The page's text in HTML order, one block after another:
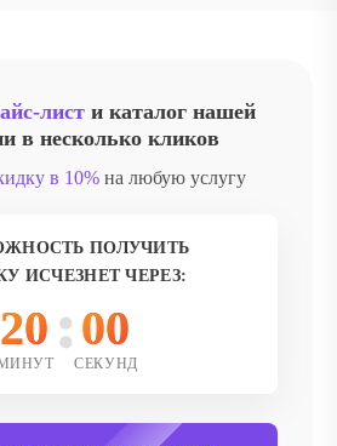
листи каталог нашей
в несколько кликов
в 10% на любую услугу
ПОЛУЧИТЬ
ИСЧЕЗНЕТ ЧЕРЕЗ:
20 00
СЕКУНД